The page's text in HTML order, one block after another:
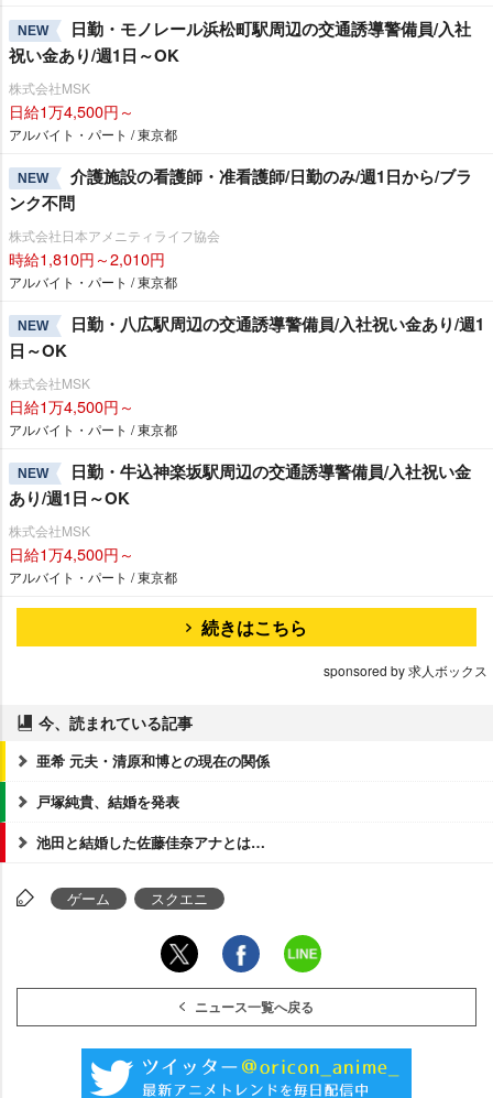
NEW
日勤・モノレール浜松町駅周辺の交通誘導警備員/入社
祝い金あり/週1日～OK
株式会社MSK
日給1万4,500円～
アルバイト・パート / 東京都
NEW
介護施設の看護師・准看護師/日勤のみ/週1日から/ブラ
ンク不問
株式会社日本アメニティライフ協会
時給1,810円～2,010円
アルバイト・パート / 東京都
NEW
日勤・八広駅周辺の交通誘導警備員/入社祝い金あり/週1
日～OK
株式会社MSK
日給1万4,500円～
アルバイト・パート / 東京都
NEW
日勤・牛込神楽坂駅周辺の交通誘導警備員/入社祝い金
あり/週1日～OK
株式会社MSK
日給1万4,500円～
アルバイト・パート / 東京都
続きはこちら
sponsored by 求人ボックス
今、読まれている記事
亜希 元夫・清原和博との現在の関係
戸塚純貴、結婚を発表
池田と結婚した佐藤佳奈アナとは…
ゲーム スクエニ
ニュース一覧へ戻る